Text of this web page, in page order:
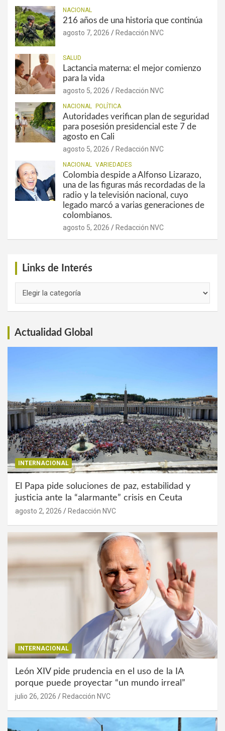
NACIONAL
216 años de una historia que continúa
agosto 7, 2026 Redacción NVC
SALUD
Lactancia materna: el mejor comienzo
para la vida
agosto 5, 2026 Redacción NVC
NACIONAL POLÍTICA
Autoridades verifican plan de seguridad
para posesión presidencial este 7 de
agosto en Cali
agosto 5, 2026 Redacción NVC
NACIONAL VARIEDADES
Colombia despide a Alfonso Lizarazo,
una de las figuras más recordadas de la
radio y la televisión nacional, cuyo
legado marcó a varias generaciones de
colombianos.
agosto 5, 2026 Redacción NVC
Links de Interés
Actualidad Global
INTERNACIONAL
El Papa pide soluciones de paz, estabilidad y
justicia ante la “alarmante” crisis en Ceuta
agosto 2, 2026 Redacción NVC
INTERNACIONAL
León XIV pide prudencia en el uso de la IA
porque puede proyectar “un mundo irreal”
julio 26, 2026 Redacción NVC